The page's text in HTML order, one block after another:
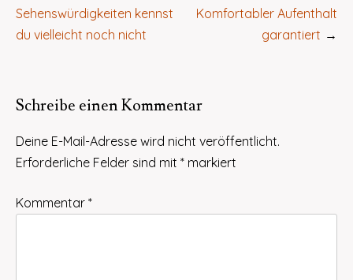
Sehenswürdigkeiten kennst
du vielleicht noch nicht
Komfortabler Aufenthalt
garantiert
Schreibe einen Kommentar
Deine E-Mail-Adresse wird nicht veröffentlicht.
Erforderliche Felder sind mit * markiert
Kommentar *